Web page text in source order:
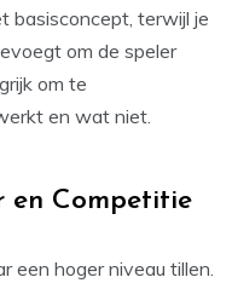
basisconcept, terwijl je
om de speler
om te
en wat niet.
en Competitie
een hoger niveau tillen.